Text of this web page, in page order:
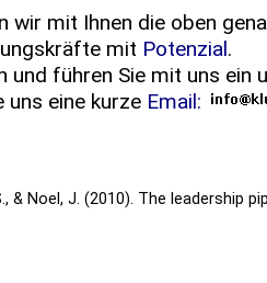
wir mit Ihnen die oben
mit Potenzial.
und führen Sie mit uns ein
uns eine kurze Email:
& Noel, J. (2010). The leadership